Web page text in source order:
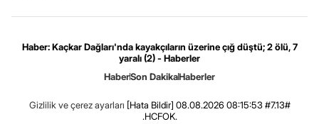
Haber: Kaçkar Dağları'nda kayakçıların üzerine çığ düştü; 2 ölü, 7
yaralı (2) - Haberler
HaberSon DakikaHaberler
Gizlilik ve çerez ayarları [Hata Bildir] 08.08.2026 08:15:53 #7.13#
.HCFOK.